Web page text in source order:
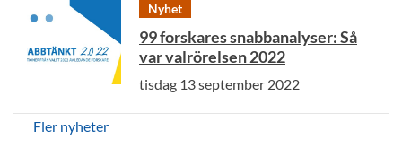
Nyhet
99 forskares snabbanalyser: Så
var valrörelsen 2022
tisdag 13 september 2022
Fler nyheter